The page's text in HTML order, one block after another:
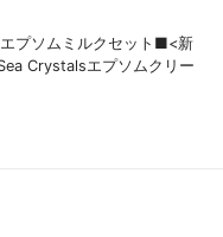
プソムミルクセット■<新
Crystalsエプソムクリー